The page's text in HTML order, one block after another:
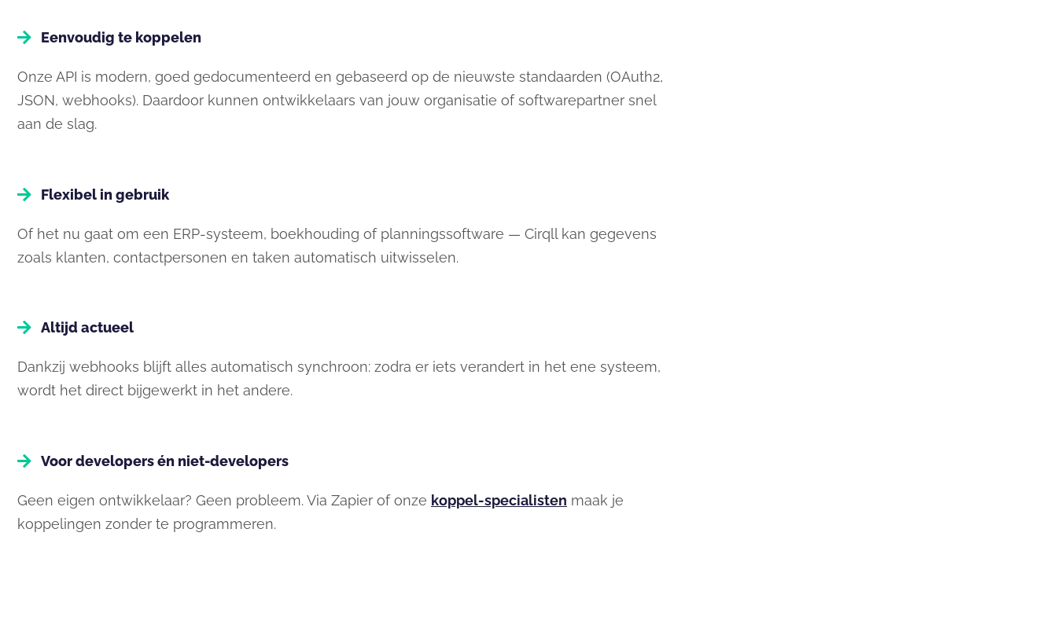
Eenvoudig te koppelen
Onze API is modern, goed gedocumenteerd en gebaseerd op de nieuwste standaarden (OAuth2,
JSON, webhooks). Daardoor kunnen ontwikkelaars van jouw organisatie of softwarepartner snel
aan de slag.
Flexibel in gebruik
Of het nu gaat om een ERP-systeem, boekhouding of planningssoftware — Cirqll kan gegevens
zoals klanten, contactpersonen en taken automatisch uitwisselen.
Altijd actueel
Dankzij webhooks blijft alles automatisch synchroon: zodra er iets verandert in het ene systeem,
wordt het direct bijgewerkt in het andere.
Voor developers én niet-developers
Geen eigen ontwikkelaar? Geen probleem. Via Zapier of onze koppel-specialisten maak je
koppelingen zonder te programmeren.